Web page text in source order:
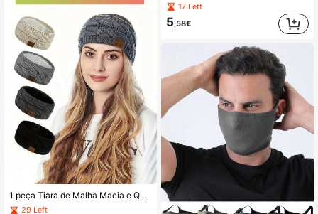
1 peça Tiara de Malha Macia e Quente para Mulher, Aquecedor de Orelhas Desportivo, Acessório de Cabelo Perfeito para / , em Fio de Veludo
29 Left
17 Left
5 ,58€